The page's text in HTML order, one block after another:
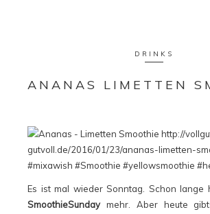
DRINKS
ANANAS LIMETTEN
Es ist mal wieder Sonntag. Schon lange
SmoothieSundaymehr. Aber heute